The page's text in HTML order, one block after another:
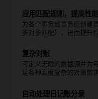
应用匹配规则，提高性能
为各个事务或事务组创建
多对多匹配），进而提升性
复杂对账
可定义无限的数据源并为
足各种高度复杂的对账需求
自动处理日记账分录